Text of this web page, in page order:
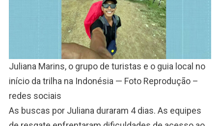
Juliana Marins, o grupo de turistas e o guia local no
início da trilha na Indonésia — Foto Reprodução –
redes sociais
As buscas por Juliana duraram 4 dias. As equipes